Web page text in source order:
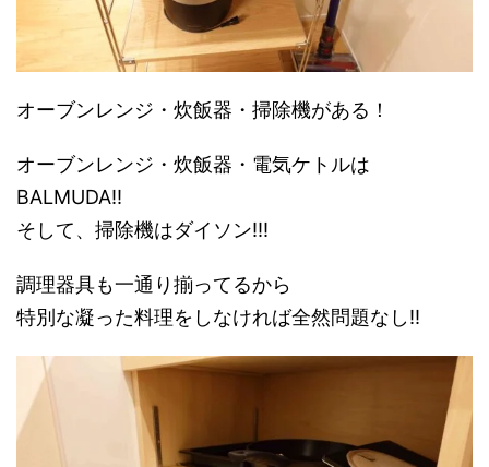
オーブンレンジ・炊飯器・掃除機がある！
オーブンレンジ・炊飯器・電気ケトルは
BALMUDA!!
そして、掃除機はダイソン!!!
調理器具も一通り揃ってるから
特別な凝った料理をしなければ全然問題なし!!